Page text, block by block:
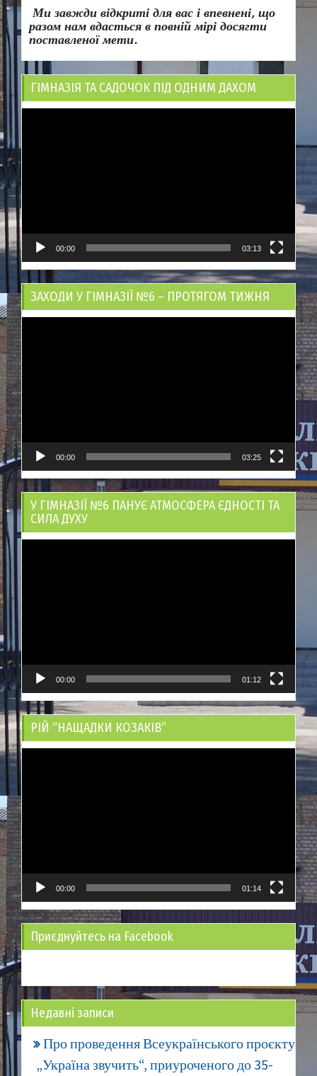
Ми завжди відкриті для вас і впевнені, що
разом нам вдасться в повній мірі досягти
поставленої мети.
ГІМНАЗІЯ ТА САДОЧОК ПІД ОДНИМ ДАХОМ
00:00 03:13
ЗАХОДИ У ГІМНАЗІЇ №6 – ПРОТЯГОМ ТИЖНЯ
00:00 03:25
У ГІМНАЗІЇ №6 ПАНУЄ АТМОСФЕРА ЄДНОСТІ ТА
СИЛА ДУХУ
00:00 01:12
РІЙ “НАЩАДКИ КОЗАКІВ”
00:00 01:14
Приєднуйтесь на Facebook
Недавні записи
Про проведення Всеукраїнського проєкту
„Україна звучить“, приуроченого до 35-